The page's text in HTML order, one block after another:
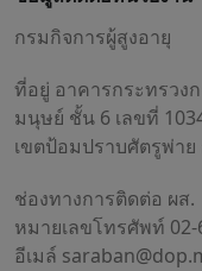
กรมกิจการผู้สูงอายุ
ที่อยู่ อาคารกระทรว
มนุษย์ ชั้น 6 เลขที่
เขตป้อมปราบศัตรูพ่าย
ช่องทางการติดต่อ ผส.
หมายเลขโทรศัพท์ 02-
อีเมล์